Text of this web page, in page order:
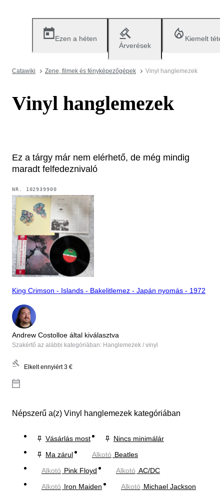
Ezen a héten
Árverések
Kiemelt
Catawiki Zene, filmek és fényképezőgépek Vinyl hanglemezek
Vinyl hanglemezek
Ez a tárgy már nem elérhető, de még mindig
maradt felfedeznivaló
NR. 102939900
King Crimson - Islands - Bakelitlemez - Japán nyomás - 1972
Andrew Costolloe által kiválasztva
Szakértő az alábbi kategóriában: Hanglemezek / vinyl
Elkelt ennyiért 3 €
Népszerű a(z) Vinyl hanglemezek kategóriában
Vásárlás most
Nincs minimálár
Ma zárul
Alkotó Beatles
Alkotó Pink Floyd Alkotó AC/DC
Alkotó Iron Maiden Alkotó Michael Jackson